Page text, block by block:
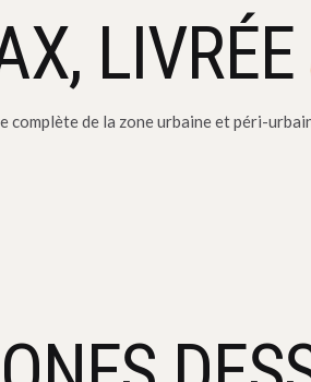
LIVRÉE
complète de la zone urbaine et péri-